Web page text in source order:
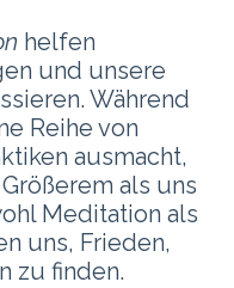
helfen
und unsere
Während
Reihe von
ausmacht,
als uns
Meditation als
uns, Frieden,
zu finden.